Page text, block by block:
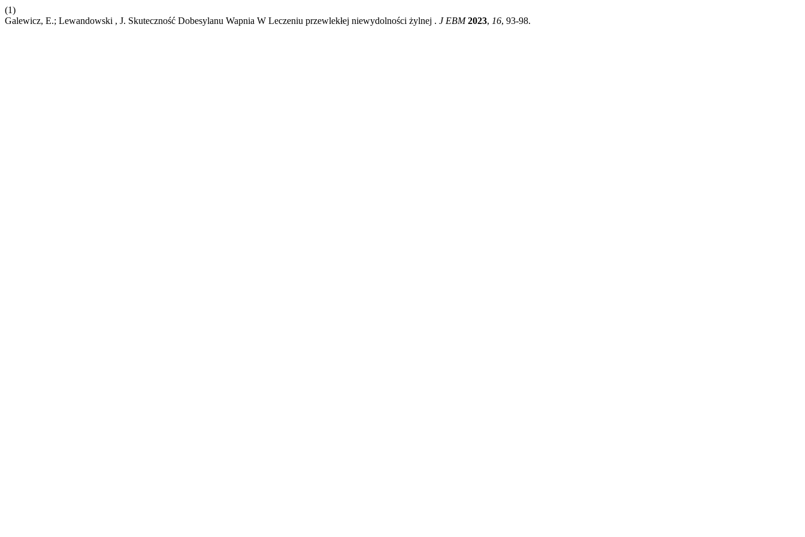
(1)
Galewicz, E.; Lewandowski , J. Skuteczność Dobesylanu Wapnia W Leczeniu przewlekłej niewydolności żylnej . J EBM 2023, 16, 93-98.